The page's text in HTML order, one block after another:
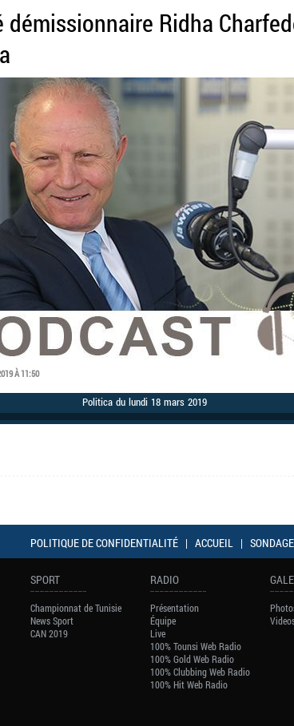
démissionnaire Ridha
À 11:50
Politica du lundi 18 mars 2019
POLITIQUE DE CONFIDENTIALITÉ | ACCUEIL | SONDAGE
SPORT
Championnat de Tunisie
News Sport
CAN 2019
RADIO
Présentation
Équipe
Live
100% Tounsi Web Radio
100% Gold Web Radio
100% Clubbing Web Radio
100% Hit Web Radio